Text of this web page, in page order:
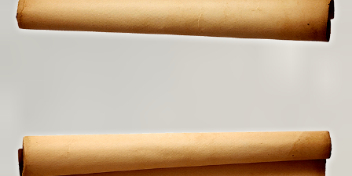
begrijpen van je huidige situatie.